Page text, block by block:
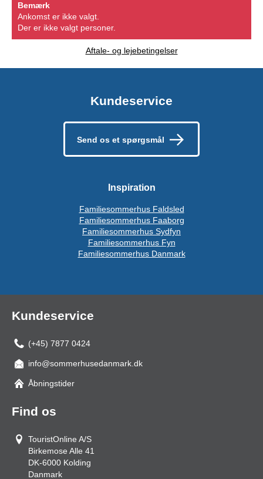
Bemærk
Ankomst er ikke valgt.
Der er ikke valgt personer.
Aftale- og lejebetingelser
Kundeservice
Send os et spørgsmål
Inspiration
Familiesommerhus Faldsled
Familiesommerhus Faaborg
Familiesommerhus Sydfyn
Familiesommerhus Fyn
Familiesommerhus Danmark
Kundeservice
(+45) 7877 0424
info@sommerhusedanmark.dk
Åbningstider
Find os
TouristOnline A/S
Birkemose Alle 41
DK-6000 Kolding
Danmark